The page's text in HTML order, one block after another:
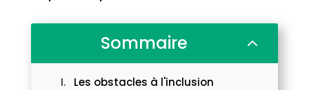
Sommaire 2
Les obstacles à l'inclusion